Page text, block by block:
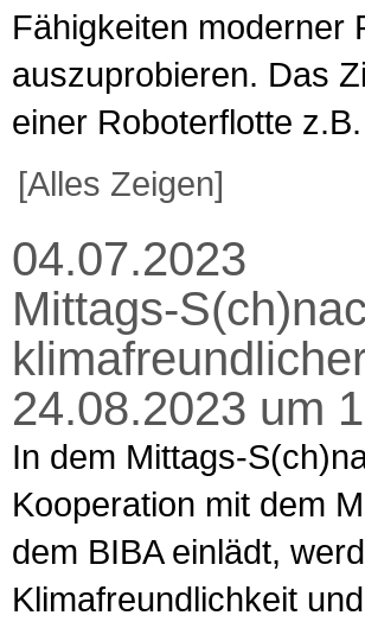
Fähigkeiten moderner
auszuprobieren. Das
einer Roboterflotte
[Alles Zeigen]
04.07.2023
Mittags-
24.08.2023 um
In dem Mittags-
Kooperation mit dem
dem BIBA einlädt,
Klimafreundlichkeit